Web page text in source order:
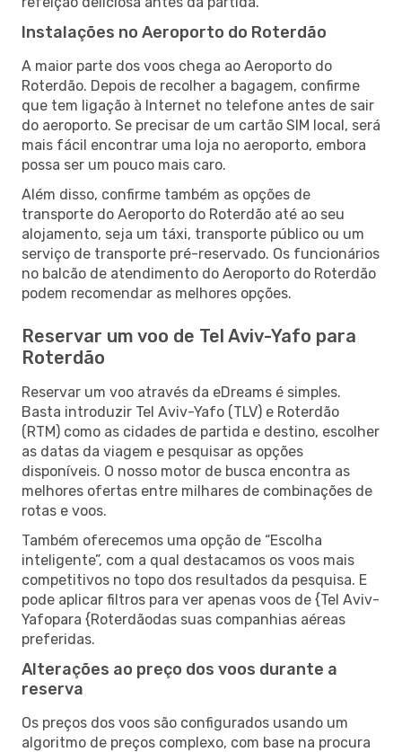
Instalações no Aeroporto do Roterdão
A maior parte dos voos chega ao Aeroporto do
Roterdão. Depois de recolher a bagagem, confirme
que tem ligação à Internet no telefone antes de sair
do aeroporto. Se precisar de um cartão SIM local, será
mais fácil encontrar uma loja no aeroporto, embora
possa ser um pouco mais caro.
Além disso, confirme também as opções de
transporte do Aeroporto do Roterdão até ao seu
alojamento, seja um táxi, transporte público ou um
serviço de transporte pré-reservado. Os funcionários
no balcão de atendimento do Aeroporto do Roterdão
podem recomendar as melhores opções.
Reservar um voo de Tel Aviv-Yafo para
Roterdão
Reservar um voo através da eDreams é simples.
Basta introduzir Tel Aviv-Yafo (TLV) e Roterdão
(RTM) como as cidades de partida e destino, escolher
as datas da viagem e pesquisar as opções
disponíveis. O nosso motor de busca encontra as
melhores ofertas entre milhares de combinações de
rotas e voos.
Também oferecemos uma opção de “Escolha
inteligente”, com a qual destacamos os voos mais
competitivos no topo dos resultados da pesquisa. E
pode aplicar filtros para ver apenas voos de {Tel Aviv-
Yafopara {Roterdãodas suas companhias aéreas
preferidas.
Alterações ao preço dos voos durante a
reserva
Os preços dos voos são configurados usando um
algoritmo de preços complexo, com base na procura